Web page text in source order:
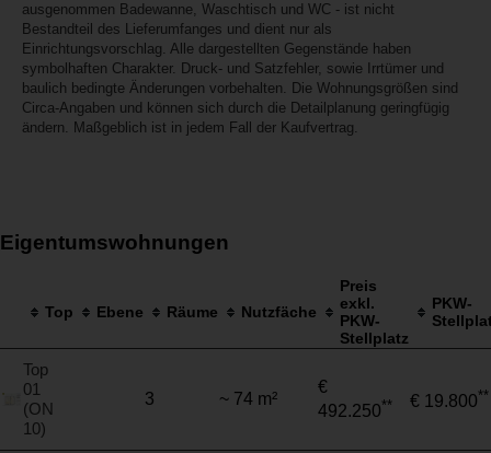
ausgenommen Badewanne, Waschtisch und WC - ist nicht
Bestandteil des Lieferumfanges und dient nur als
Einrichtungsvorschlag. Alle dargestellten Gegenstände haben
symbolhaften Charakter. Druck- und Satzfehler, sowie Irrtümer und
baulich bedingte Änderungen vorbehalten. Die Wohnungsgrößen sind
Circa-Angaben und können sich durch die Detailplanung geringfügig
ändern. Maßgeblich ist in jedem Fall der Kaufvertrag.
Eigentumswohnungen
Top Ebene Räume Nutzfäche
Preis
exkl.
PKW-
Stellplatz
PKW-
Top
01
(ON
10)
3 ~ 74 m²
€
492.250** € 19.800**